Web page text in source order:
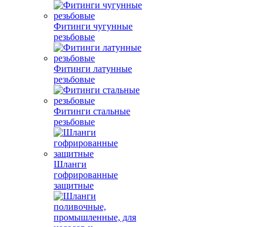
Фитинги чугунные
резьбовые
Фитинги латунные
резьбовые
Фитинги стальные
резьбовые
Шланги
гофрированные
защитные